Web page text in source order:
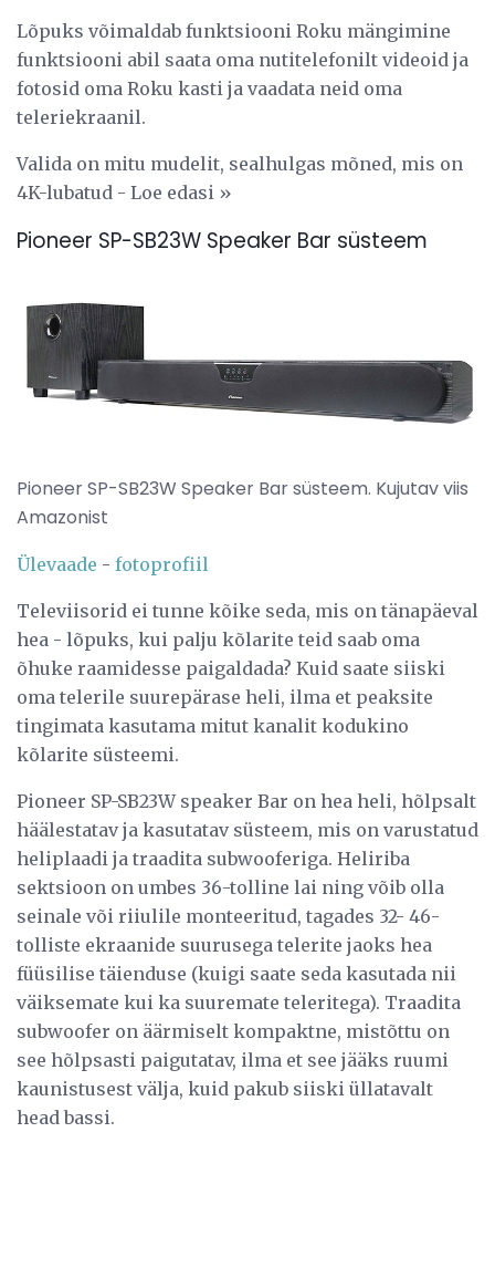
Lõpuks võimaldab funktsiooni Roku mängimine
funktsiooni abil saata oma nutitelefonilt videoid ja
fotosid oma Roku kasti ja vaadata neid oma
teleriekraanil.
Valida on mitu mudelit, sealhulgas mõned, mis on
4K-lubatud - Loe edasi »
Pioneer SP-SB23W Speaker Bar süsteem
Pioneer SP-SB23W Speaker Bar süsteem. Kujutav viis
Amazonist
Ülevaade - fotoprofiil
Televiisorid ei tunne kõike seda, mis on tänapäeval
hea - lõpuks, kui palju kõlarite teid saab oma
õhuke raamidesse paigaldada? Kuid saate siiski
oma telerile suurepärase heli, ilma et peaksite
tingimata kasutama mitut kanalit kodukino
kõlarite süsteemi.
Pioneer SP-SB23W speaker Bar on hea heli, hõlpsalt
häälestatav ja kasutatav süsteem, mis on varustatud
heliplaadi ja traadita subwooferiga. Heliriba
sektsioon on umbes 36-tolline lai ning võib olla
seinale või riiulile monteeritud, tagades 32- 46-
tolliste ekraanide suurusega telerite jaoks hea
füüsilise täienduse (kuigi saate seda kasutada nii
väiksemate kui ka suuremate teleritega). Traadita
subwoofer on äärmiselt kompaktne, mistõttu on
see hõlpsasti paigutatav, ilma et see jääks ruumi
kaunistusest välja, kuid pakub siiski üllatavalt
head bassi.